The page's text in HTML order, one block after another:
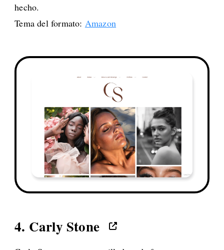
hecho.
Tema del formato: Amazon
4. Carly Stone